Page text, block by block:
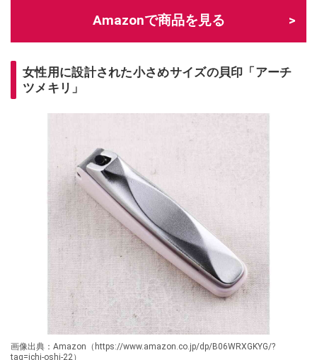
Amazonで商品を見る
女性用に設計された小さめサイズの貝印「アーチ
ツメキリ」
画像出典：Amazon（https://www.amazon.co.jp/dp/B06WRXGKYG/?
tag=ichi-oshi-22）